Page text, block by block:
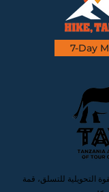
7-Day
التحويلية للتسلق، قمة